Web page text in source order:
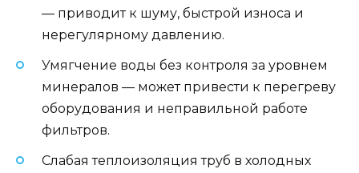
— приводит к шуму, быстрой износа и
нерегулярному давлению.
Умягчение воды без контроля за уровнем
минералов — может привести к перегреву
оборудования и неправильной работе
фильтров.
Слабая теплоизоляция труб в холодных